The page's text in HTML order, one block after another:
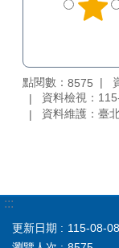
點閱數： 8575
資料檢視：
資料維護：臺
:::
更新日期
115-08-08